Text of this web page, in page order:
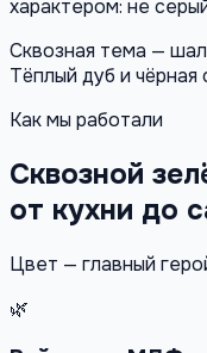
характером: не
Сквозная тема —
Тёплый дуб и
Как мы работали
Сквозной
от кухни до
Цвет — главный
🌿